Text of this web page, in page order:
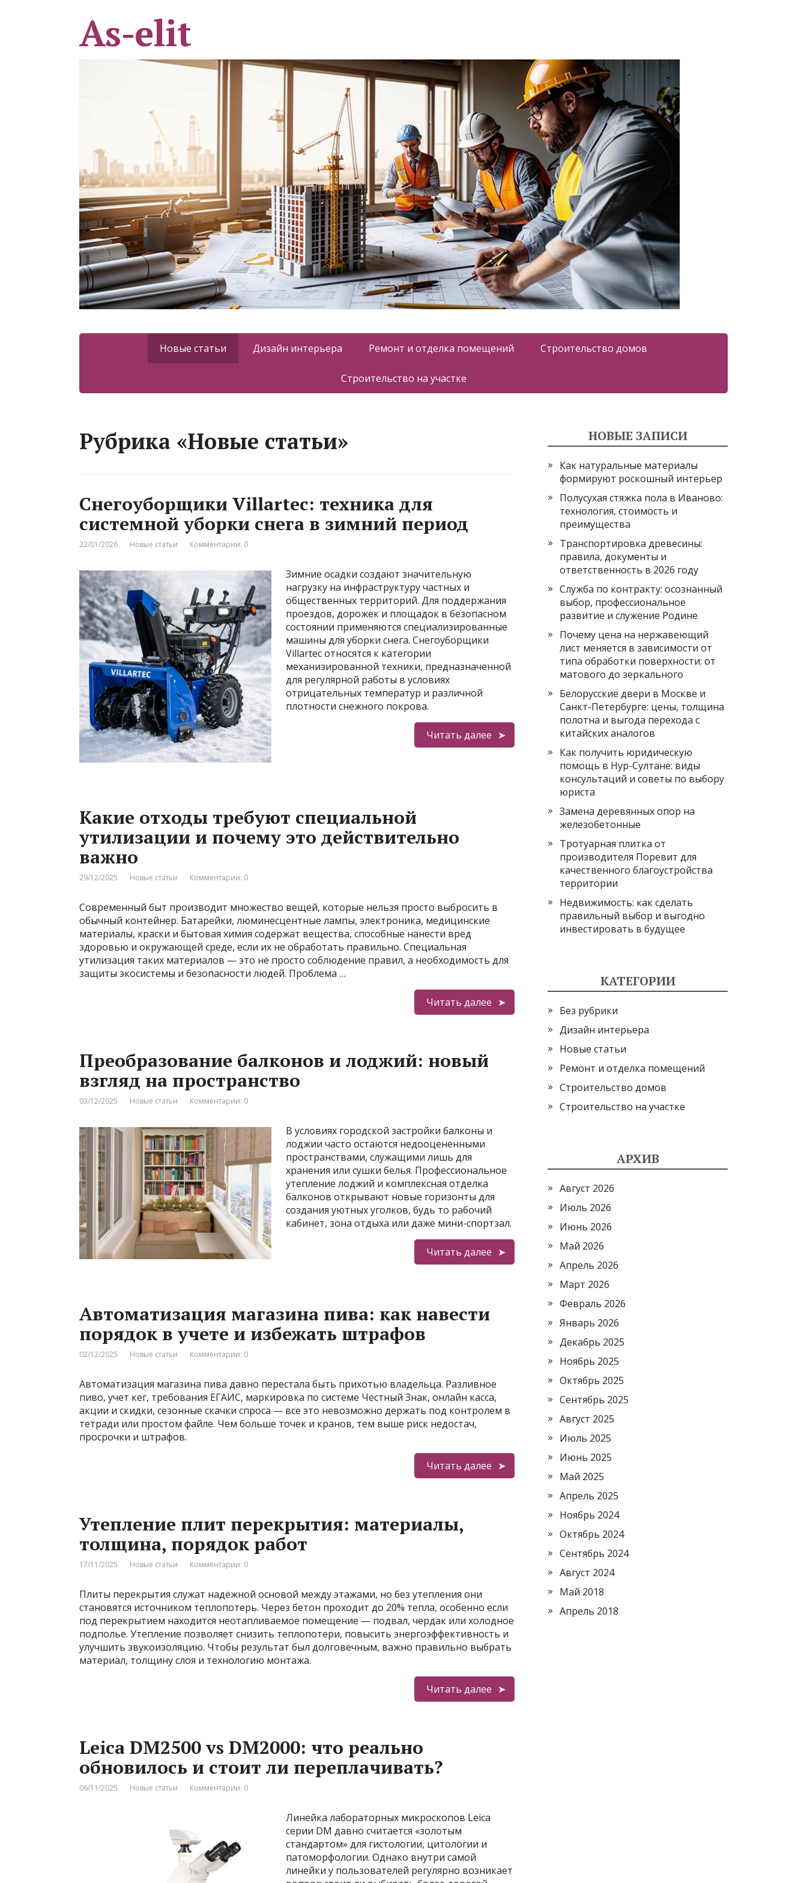
As-elit
Новые статьи Дизайн интерьера Ремонт и отделка помещений Строительство домов
Строительство на участке
Рубрика «Новые статьи»
Снегоуборщики Villartec: техника для
системной уборки снега в зимний период
22/01/2026 Новые статьи Комментарии: 0
Зимние осадки создают значительную
нагрузку на инфраструктуру частных и
общественных территорий. Для поддержания
проездов, дорожек и площадок в безопасном
состоянии применяются специализированные
машины для уборки снега. Снегоуборщики
Villartec относятся к категории
механизированной техники, предназначенной
для регулярной работы в условиях
отрицательных температур и различной
плотности снежного покрова.
Читать далее
Какие отходы требуют специальной
утилизации и почему это действительно
важно
29/12/2025 Новые статьи Комментарии: 0
Современный быт производит множество вещей, которые нельзя просто выбросить в
обычный контейнер. Батарейки, люминесцентные лампы, электроника, медицинские
материалы, краски и бытовая химия содержат вещества, способные нанести вред
здоровью и окружающей среде, если их не обработать правильно. Специальная
утилизация таких материалов — это не просто соблюдение правил, а необходимость для
защиты экосистемы и безопасности людей. Проблема …
Читать далее
Преобразование балконов и лоджий: новый
взгляд на пространство
03/12/2025 Новые статьи Комментарии: 0
В условиях городской застройки балконы и
лоджии часто остаются недооцененными
пространствами, служащими лишь для
хранения или сушки белья. Профессиональное
утепление лоджий и комплексная отделка
балконов открывают новые горизонты для
создания уютных уголков, будь то рабочий
кабинет, зона отдыха или даже мини-спортзал.
Читать далее
Автоматизация магазина пива: как навести
порядок в учете и избежать штрафов
02/12/2025 Новые статьи Комментарии: 0
Автоматизация магазина пива давно перестала быть прихотью владельца. Разливное
пиво, учет кег, требования ЕГАИС, маркировка по системе Честный Знак, онлайн касса,
акции и скидки, сезонные скачки спроса — все это невозможно держать под контролем в
тетради или простом файле. Чем больше точек и кранов, тем выше риск недостач,
просрочки и штрафов.
Читать далее
Утепление плит перекрытия: материалы,
толщина, порядок работ
17/11/2025 Новые статьи Комментарии: 0
Плиты перекрытия служат надёжной основой между этажами, но без утепления они
становятся источником теплопотерь. Через бетон проходит до 20% тепла, особенно если
под перекрытием находится неотапливаемое помещение — подвал, чердак или холодное
подполье. Утепление позволяет снизить теплопотери, повысить энергоэффективность и
улучшить звукоизоляцию. Чтобы результат был долговечным, важно правильно выбрать
материал, толщину слоя и технологию монтажа.
Читать далее
Leica DM2500 vs DM2000: что реально
обновилось и стоит ли переплачивать?
06/11/2025 Новые статьи Комментарии: 0
Линейка лабораторных микроскопов Leica
серии DM давно считается «золотым
стандартом» для гистологии, цитологии и
патоморфологии. Однако внутри самой
линейки у пользователей регулярно возникает
НОВЫЕ ЗАПИСИ
Как натуральные материалы
формируют роскошный интерьер
Полусухая стяжка пола в Иваново:
технология, стоимость и
преимущества
Транспортировка древесины:
правила, документы и
ответственность в 2026 году
Служба по контракту: осознанный
выбор, профессиональное
развитие и служение Родине
Почему цена на нержавеющий
лист меняется в зависимости от
типа обработки поверхности: от
матового до зеркального
Белорусские двери в Москве и
Санкт-Петербурге: цены, толщина
полотна и выгода перехода с
китайских аналогов
Как получить юридическую
помощь в Нур-Султане: виды
консультаций и советы по выбору
юриста
Замена деревянных опор на
железобетонные
Тротуарная плитка от
производителя Поревит для
качественного благоустройства
территории
Недвижимость: как сделать
правильный выбор и выгодно
инвестировать в будущее
КАТЕГОРИИ
Без рубрики
Дизайн интерьера
Новые статьи
Ремонт и отделка помещений
Строительство домов
Строительство на участке
АРХИВ
Август 2026
Июль 2026
Июнь 2026
Май 2026
Апрель 2026
Март 2026
Февраль 2026
Январь 2026
Декабрь 2025
Ноябрь 2025
Октябрь 2025
Сентябрь 2025
Август 2025
Июль 2025
Июнь 2025
Май 2025
Апрель 2025
Ноябрь 2024
Октябрь 2024
Сентябрь 2024
Август 2024
Май 2018
Апрель 2018